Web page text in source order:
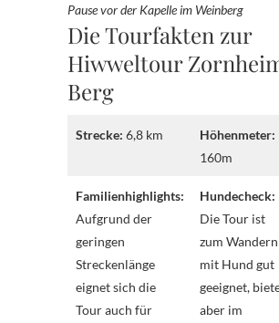
Pause vor der Kapelle im Weinberg
Die Tourfakten zur
Hiwweltour
Berg
Strecke: 6,8 km
Höhenmeter:
160m
Familienhighlights:
Aufgrund der
geringen
Streckenlänge
eignet sich die
Tour auch für
Hundecheck:
Die Tour ist
zum Wandern
mit Hund gut
geeignet,
aber im